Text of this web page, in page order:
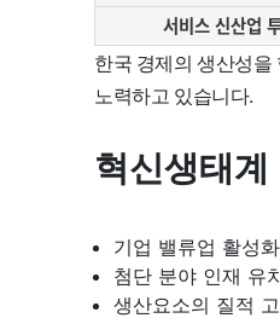
서비스 신산업
한국 경제의 생산성
노력하고 있습니다.
혁신생태
기업 밸류업 활성화
첨단 분야 인재 유
생산요소의 질적